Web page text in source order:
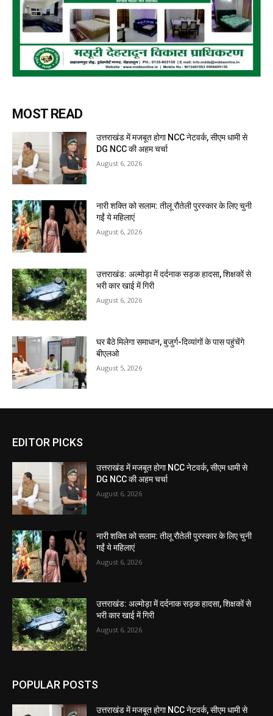
MOST READ
उत्तराखंड में मजबूत होगा NCC नेटवर्क, सीएम धामी से
DG NCC की अहम चर्चा
August 6, 2026
नारी शक्ति को सलाम: तीलू रौतेली पुरस्कार के लिए चुनी
गईं ये महिलाएं
August 6, 2026
उत्तराखंड: अल्मोड़ा में दर्दनाक सड़क हादसा, शिक्षकों से
भरी कार खाई में गिरी
August 6, 2026
घर बैठे मिलेगा समाधान, बुजुर्ग-दिव्यांगों के पास पहुंचेंगे
बीएलओ
August 5, 2026
EDITOR PICKS
उत्तराखंड में मजबूत होगा NCC नेटवर्क, सीएम धामी से
DG NCC की अहम चर्चा
August 6, 2026
नारी शक्ति को सलाम: तीलू रौतेली पुरस्कार के लिए चुनी
गईं ये महिलाएं
August 6, 2026
उत्तराखंड: अल्मोड़ा में दर्दनाक सड़क हादसा, शिक्षकों से
भरी कार खाई में गिरी
August 6, 2026
POPULAR POSTS
उत्तराखंड में मजबूत होगा NCC नेटवर्क, सीएम धामी से